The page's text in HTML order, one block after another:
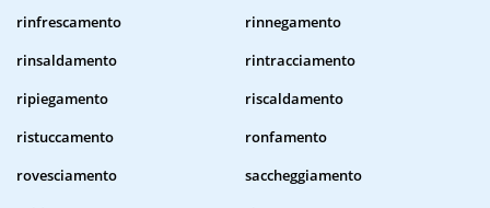
rinfrescamento
rinnegamento
rinsaldamento
rintracciamento
ripiegamento
riscaldamento
ristuccamento
ronfamento
rovesciamento
saccheggiamento